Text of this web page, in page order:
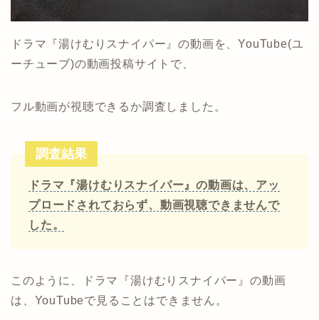
ドラマ『湯けむりスナイパー』の動画を、YouTube(ユ
ーチューブ)の動画投稿サイトで、
フル動画が視聴できるか調査しました。
調査結果
ドラマ『湯けむりスナイパー』の動画は、アッ
プロードされておらず、動画視聴できませんで
した。
このように、ドラマ『湯けむりスナイパー』の動画
は、YouTubeで見ることはできません。